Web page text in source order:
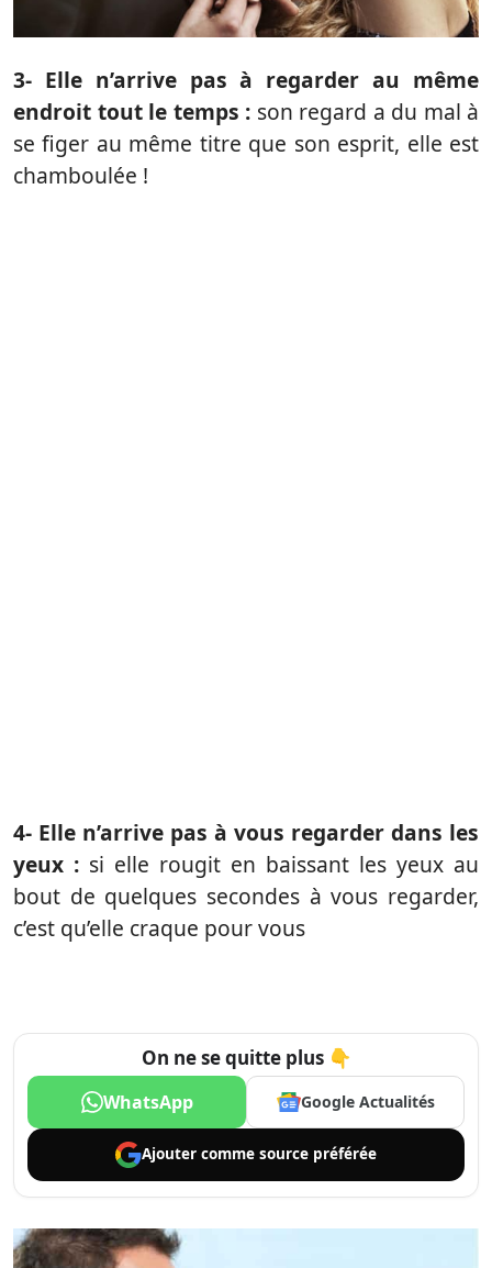
3- Elle n’arrive pas à regarder au même
endroit tout le temps : son regard a du mal à
se figer au même titre que son esprit, elle est
chamboulée !
4- Elle n’arrive pas à vous regarder dans les
yeux : si elle rougit en baissant les yeux au
bout de quelques secondes à vous regarder,
c’est qu’elle craque pour vous
On ne se quitte plus 👇
WhatsApp Google Actualités
Ajouter comme source préférée